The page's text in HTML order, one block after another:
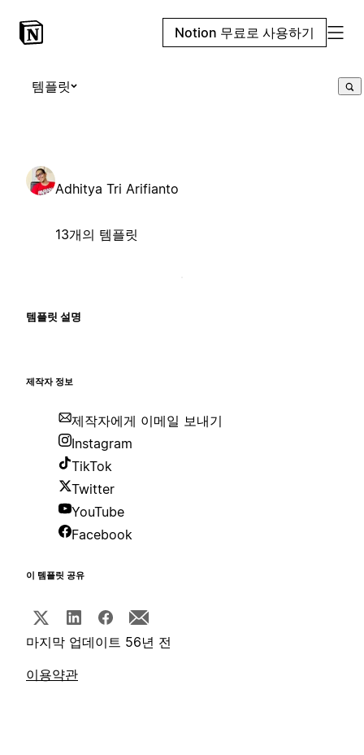
Notion 무료로 사용하기
템플릿
Adhitya Tri Arifianto
13개의 템플릿
템플릿 설명
제작자 정보
제작자에게 이메일 보내기
Instagram
TikTok
Twitter
YouTube
Facebook
이 템플릿 공유
마지막 업데이트 56년 전
이용약관